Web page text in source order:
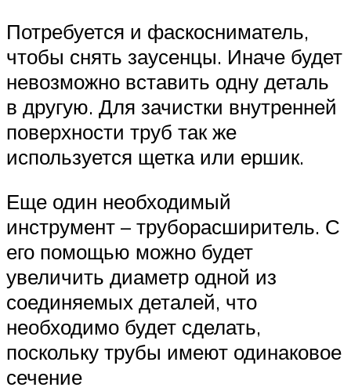
Потребуется и фаскосниматель,
чтобы снять заусенцы. Иначе будет
невозможно вставить одну деталь
в другую. Для зачистки внутренней
поверхности труб так же
используется щетка или ершик.
Еще один необходимый
инструмент – труборасширитель. С
его помощью можно будет
увеличить диаметр одной из
соединяемых деталей, что
необходимо будет сделать,
поскольку трубы имеют одинаковое
сечение